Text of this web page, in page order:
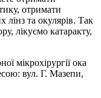
отримати
лінз та окулярів. Так
лікуємо катаракту,
мікрохірургії ока
вул. Г. Мазепи,